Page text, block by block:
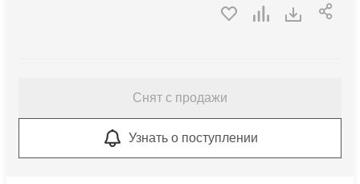
Снят с продажи
Узнать о поступлении